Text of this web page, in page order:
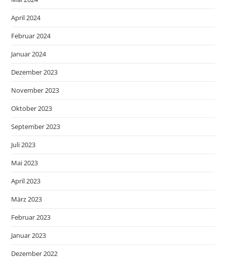
April 2024
Februar 2024
Januar 2024
Dezember 2023
November 2023
Oktober 2023
September 2023
Juli 2023
Mai 2023
April 2023
März 2023
Februar 2023
Januar 2023
Dezember 2022